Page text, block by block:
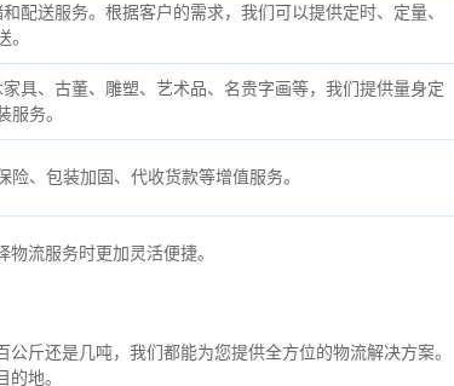
配送服务。根据客户的需求，我们可以提供定时、定量、
。
具、古董、雕塑、艺术品、名贵字画等，我们提供量身定
服务。
、包装加固、代收货款等增值服务。
流服务时更加灵活便捷。
斤还是几吨，我们都能为您提供全方位的物流解决方案。
地。